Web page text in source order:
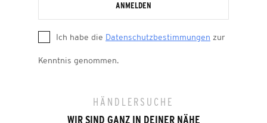
ANMELDEN
Ich habe die Datenschutzbestimmungen zur
Kenntnis genommen.
HÄNDLERSUCHE
WIR SIND GANZ IN DEINER NÄHE